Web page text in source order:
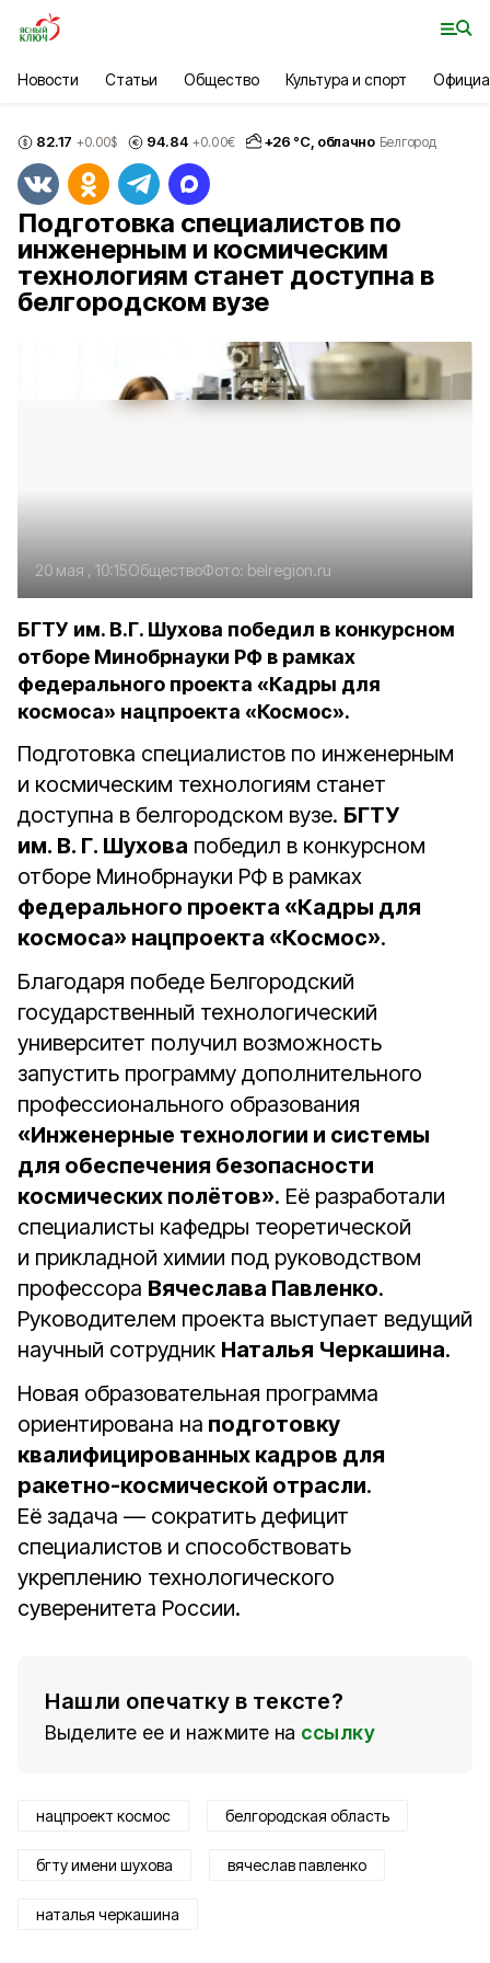
Новости Статьи Общество Культура и спорт
82.17 +0.00$ 94.84 +0.00€ +26 °С, облачно Белгород
Подготовка специалистов по
инженерным и космическим
технологиям станет доступна в
белгородском вузе
20 мая , 10:15ОбществоФото: belregion.ru
БГТУ им. В.Г. Шухова победил в конкурсном
отборе Минобрнауки РФ в рамках
федерального проекта «Кадры для
космоса» нацпроекта «Космос».
Подготовка специалистов по инженерным
и космическим технологиям станет
доступна в белгородском вузе. БГТУ
им. В. Г. Шухова победил в конкурсном
отборе Минобрнауки РФ в рамках
федерального проекта «Кадры для
космоса» нацпроекта «Космос».
Благодаря победе Белгородский
государственный технологический
университет получил возможность
запустить программу дополнительного
профессионального образования
«Инженерные технологии и системы
для обеспечения безопасности
космических полётов». Её разработали
специалисты кафедры теоретической
и прикладной химии под руководством
профессора Вячеслава Павленко.
Руководителем проекта выступает ведущий
научный сотрудник Наталья Черкашина.
Новая образовательная программа
ориентирована на подготовку
квалифицированных кадров для
ракетно-космической отрасли.
Её задача — сократить дефицит
специалистов и способствовать
укреплению технологического
суверенитета России.
Нашли опечатку в тексте?
Выделите ее и нажмите на ссылку
нацпроект космос белгородская область
бгту имени шухова вячеслав павленко
наталья черкашина